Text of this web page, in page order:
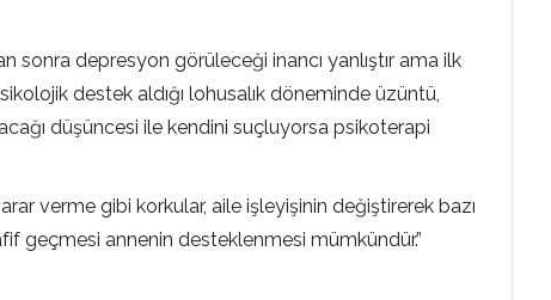
sonra depresyon görüleceği inancı yanlıştır ama ilk
destek aldığı lohusalık döneminde üzüntü,
düşüncesi ile kendini suçluyorsa psikoterapi
verme gibi korkular, aile işleyişinin değiştirerek bazı
geçmesi annenin desteklenmesi mümkündür.”